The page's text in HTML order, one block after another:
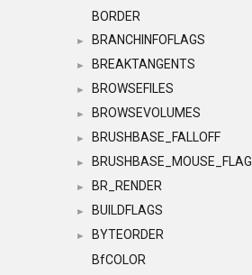
BORDER
► BRANCHINFOFLAGS
► BREAKTANGENTS
► BROWSEFILES
► BROWSEVOLUMES
► BRUSHBASE_FALLOFF
► BRUSHBASE_MOUSE_FLAG
► BR_RENDER
► BUILDFLAGS
►
BYTEORDER
BfCOLOR